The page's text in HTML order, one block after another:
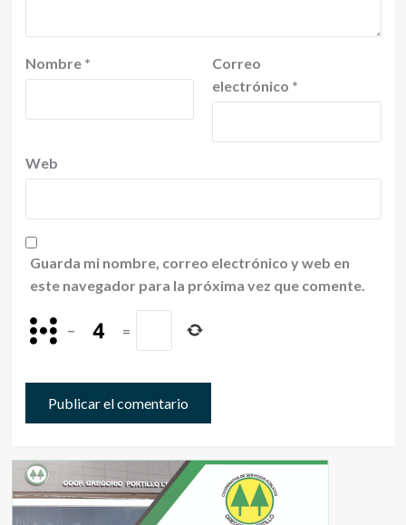
Nombre *
Correo
electrónico *
Web
Guarda mi nombre, correo electrónico y web en
este navegador para la próxima vez que comente.
− =